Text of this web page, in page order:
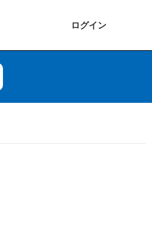
ログイン